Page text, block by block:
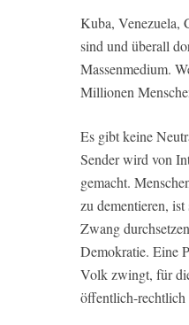
Kuba, Venezuela,
sind und überall
Massenmedium.
Millionen
Es gibt keine
Sender wird von
gemacht.
zu dementieren,
Zwang
Demokratie. Eine
Volk zwingt, für
öffentlich-